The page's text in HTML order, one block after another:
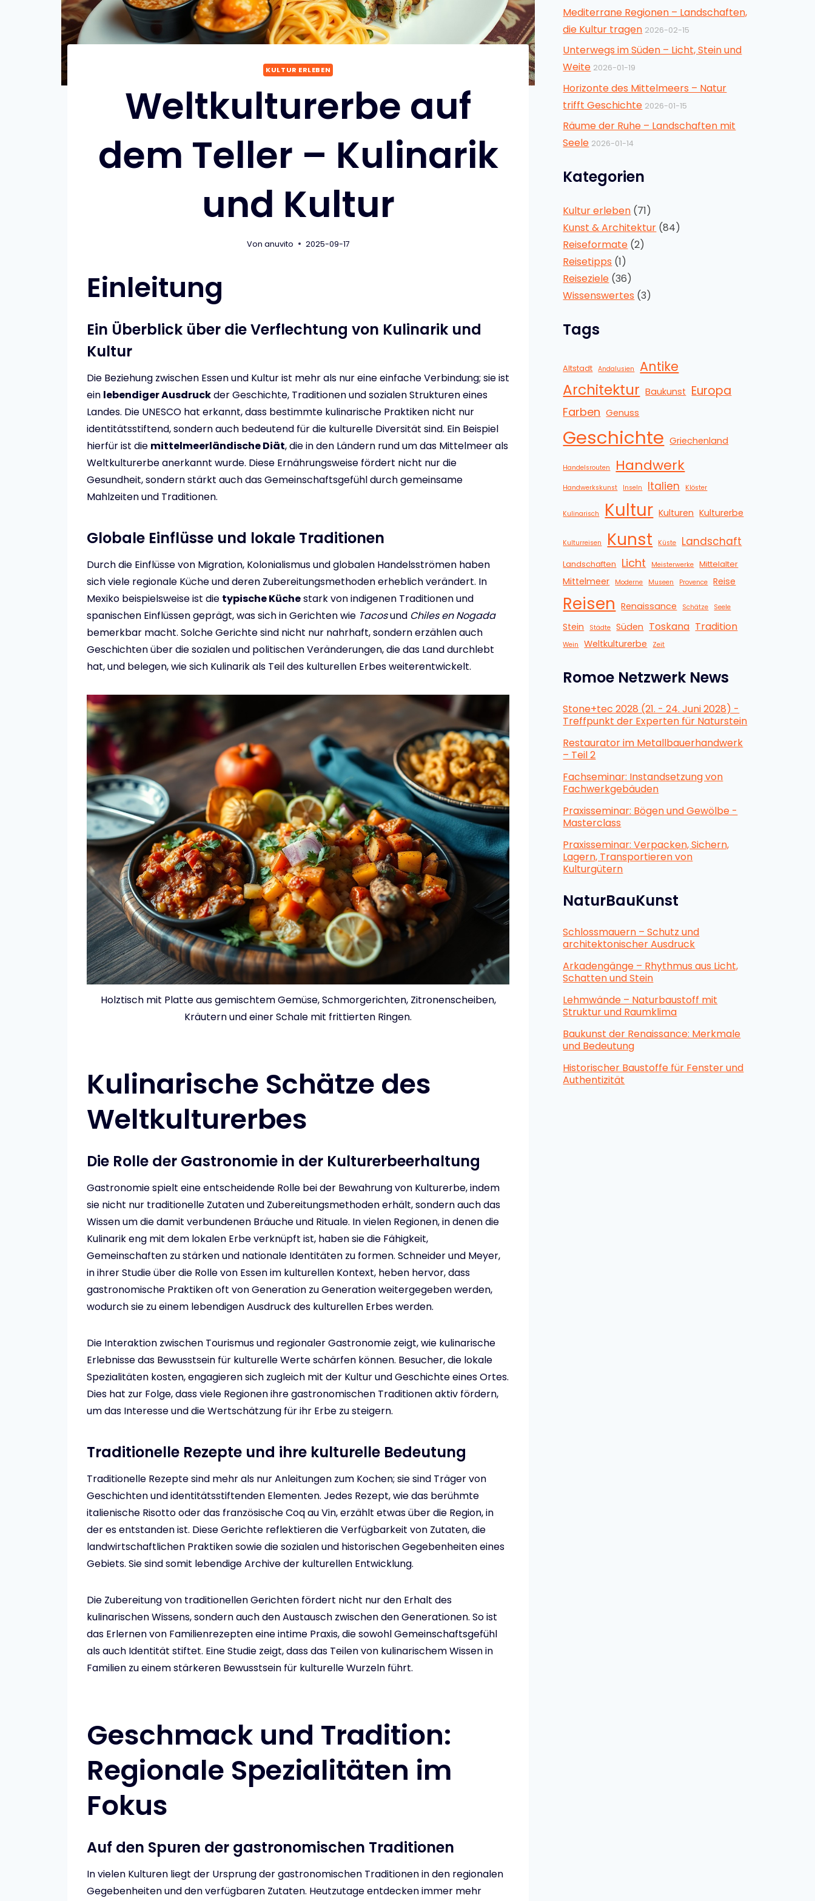
KULTUR ERLEBEN
Weltkulturerbe auf
dem Teller – Kulinarik
und Kultur
Von anuvito 2025-09-17
Einleitung
Ein Überblick über die Verflechtung von Kulinarik und
Kultur
Die Beziehung zwischen Essen und Kultur ist mehr als nur eine einfache Verbindung; sie ist
ein lebendiger Ausdruckder Geschichte, Traditionen und sozialen Strukturen eines
Landes. Die UNESCO hat erkannt, dass bestimmte kulinarische Praktiken nicht nur
identitätsstiftend, sondern auch bedeutend für die kulturelle Diversität sind. Ein Beispiel
hierfür ist die mittelmeerländische Diät, die in den Ländern rund um das Mittelmeer als
Weltkulturerbe anerkannt wurde. Diese Ernährungsweise fördert nicht nur die
Gesundheit, sondern stärkt auch das Gemeinschaftsgefühl durch gemeinsame
Mahlzeiten und Traditionen.
Globale Einflüsse und lokale Traditionen
Durch die Einflüsse von Migration, Kolonialismus und globalen Handelsströmen haben
sich viele regionale Küche und deren Zubereitungsmethoden erheblich verändert. In
Mexiko beispielsweise ist die typische Küchestark von indigenen Traditionen und
spanischen Einflüssen geprägt, was sich in Gerichten wie Tacosund Chiles en Nogada
bemerkbar macht. Solche Gerichte sind nicht nur nahrhaft, sondern erzählen auch
Geschichten über die sozialen und politischen Veränderungen, die das Land durchlebt
hat, und belegen, wie sich Kulinarik als Teil des kulturellen Erbes weiterentwickelt.
Holztisch mit Platte aus gemischtem Gemüse, Schmorgerichten, Zitronenscheiben,
Kräutern und einer Schale mit frittierten Ringen.
Kulinarische Schätze des
Weltkulturerbes
Die Rolle der Gastronomie in der Kulturerbeerhaltung
Gastronomie spielt eine entscheidende Rolle bei der Bewahrung von Kulturerbe, indem
sie nicht nur traditionelle Zutaten und Zubereitungsmethoden erhält, sondern auch das
Wissen um die damit verbundenen Bräuche und Rituale. In vielen Regionen, in denen die
Kulinarik eng mit dem lokalen Erbe verknüpft ist, haben sie die Fähigkeit,
Gemeinschaften zu stärken und nationale Identitäten zu formen. Schneider und Meyer,
in ihrer Studie über die Rolle von Essen im kulturellen Kontext, heben hervor, dass
gastronomische Praktiken oft von Generation zu Generation weitergegeben werden,
wodurch sie zu einem lebendigen Ausdruck des kulturellen Erbes werden.
Die Interaktion zwischen Tourismus und regionaler Gastronomie zeigt, wie kulinarische
Erlebnisse das Bewusstsein für kulturelle Werte schärfen können. Besucher, die lokale
Spezialitäten kosten, engagieren sich zugleich mit der Kultur und Geschichte eines Ortes.
Dies hat zur Folge, dass viele Regionen ihre gastronomischen Traditionen aktiv fördern,
um das Interesse und die Wertschätzung für ihr Erbe zu steigern.
Traditionelle Rezepte und ihre kulturelle Bedeutung
Traditionelle Rezepte sind mehr als nur Anleitungen zum Kochen; sie sind Träger von
Geschichten und identitätsstiftenden Elementen. Jedes Rezept, wie das berühmte
italienische Risotto oder das französische Coq au Vin, erzählt etwas über die Region, in
der es entstanden ist. Diese Gerichte reflektieren die Verfügbarkeit von Zutaten, die
landwirtschaftlichen Praktiken sowie die sozialen und historischen Gegebenheiten eines
Gebiets. Sie sind somit lebendige Archive der kulturellen Entwicklung.
Die Zubereitung von traditionellen Gerichten fördert nicht nur den Erhalt des
kulinarischen Wissens, sondern auch den Austausch zwischen den Generationen. So ist
das Erlernen von Familienrezepten eine intime Praxis, die sowohl Gemeinschaftsgefühl
als auch Identität stiftet. Eine Studie zeigt, dass das Teilen von kulinarischem Wissen in
Familien zu einem stärkeren Bewusstsein für kulturelle Wurzeln führt.
Geschmack und Tradition:
Regionale Spezialitäten im
Fokus
Auf den Spuren der gastronomischen Traditionen
In vielen Kulturen liegt der Ursprung der gastronomischen Traditionen in den regionalen
Gegebenheiten und den verfügbaren Zutaten. Heutzutage entdecken immer mehr
Mediterrane Regionen – Landschaften,
die Kultur tragen 2026-02-15
Unterwegs im Süden – Licht, Stein und
Weite 2026-01-19
Horizonte des Mittelmeers – Natur
trifft Geschichte 2026-01-15
Räume der Ruhe – Landschaften mit
Seele 2026-01-14
Kategorien
Kultur erleben (71)
Kunst & Architektur (84)
Reiseformate (2)
Reisetipps (1)
Reiseziele (36)
Wissenswertes (3)
Tags
Altstadt Andalusien Antike
Architektur Baukunst Europa
Farben Genuss
Geschichte Griechenland
Handelsrouten Handwerk
Handwerkskunst Inseln Italien Klöster
Kulinarisch Kultur Kulturen Kulturerbe
Kulturreisen Kunst Küste Landschaft
Landschaften Licht Meisterwerke Mittelalter
Mittelmeer Moderne Museen Provence Reise
Reisen Renaissance Schätze Seele
Stein Städte Süden Toskana Tradition
Wein Weltkulturerbe Zeit
Romoe Netzwerk News
Stone+tec 2028 (21. - 24. Juni 2028) -
Treffpunkt der Experten für Naturstein
Restaurator im Metallbauerhandwerk
– Teil 2
Fachseminar: Instandsetzung von
Fachwerkgebäuden
Praxisseminar: Bögen und Gewölbe -
Masterclass
Praxisseminar: Verpacken, Sichern,
Lagern, Transportieren von
Kulturgütern
NaturBauKunst
Schlossmauern – Schutz und
architektonischer Ausdruck
Arkadengänge – Rhythmus aus Licht,
Schatten und Stein
Lehmwände – Naturbaustoff mit
Struktur und Raumklima
Baukunst der Renaissance: Merkmale
und Bedeutung
Historischer Baustoffe für Fenster und
Authentizität